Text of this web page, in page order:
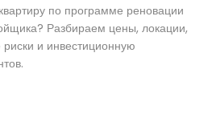
по программе реновации
Разбираем цены, локации,
и инвестиционную